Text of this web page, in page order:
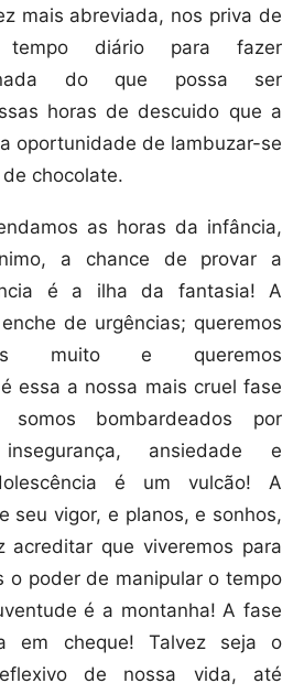
mais abreviada, nos priva de
tempo diário para fazer
nada do que possa ser
horas de descuido que a
oportunidade de lambuzar-se
chocolate.
as horas da infância,
a chance de provar a
é a ilha da fantasia! A
de urgências; queremos
muito e queremos
essa a nossa mais cruel fase
somos bombardeados por
ansiedade e
é um vulcão! A
seu vigor, e planos, e sonhos,
acreditar que viveremos para
o poder de manipular o tempo
é a montanha! A fase
em cheque! Talvez seja o
de nossa vida, até